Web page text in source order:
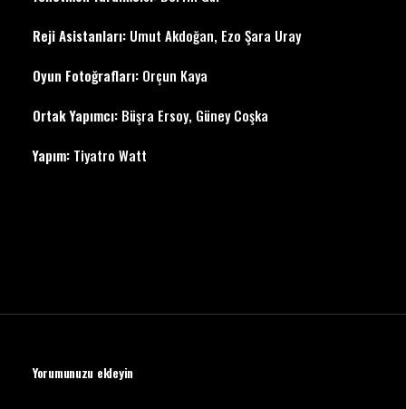
Reji Asistanları: Umut Akdoğan, Ezo Şara Uray
Oyun Fotoğrafları: Orçun Kaya
Ortak Yapımcı: Büşra Ersoy, Güney Coşka
Yapım: Tiyatro Watt
Yorumunuzu ekleyin